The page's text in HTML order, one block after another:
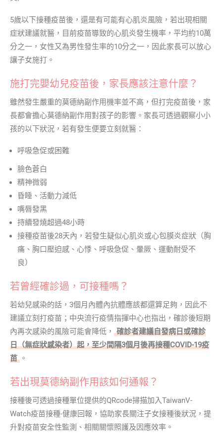
5歲以下接種疫苗後，還是有可能有心肌炎風險，若出現相關
症狀建議就醫，目前疫苗導致的心肌炎發生機率，平均約10萬
分之一，女性又為男性發生率的10分之一，因此家長可以放心
讓子女施打。
施打完嬰幼兒疫苗後，家長應該注意什麼？
雖然發生嚴重的莫德納副作用機率並不高，但打完疫苗後，家
長都會擔心莫德納副作用對孩子的影響。家長可透過觀察小小
孩的以下狀況，若有發生便要立刻就醫：
呼吸急促或困難
臉色蒼白
精神微弱
昏睡、活動力減低
嘴唇發黑
持續發燒超過48小時
接種疫苗後28天內，若發生疑似心肌炎或心包膜炎症狀（胸
痛、胸口壓迫感、心悸、呼吸急促、暈厥、運動耐受不
良）
若曾經確診過，可接種嗎？
若幼兒感染的話，3個月內體內抗體應該都還算足夠，因此不
建議立刻打疫苗；中央流行疫情指揮中心也指出，確診後短期
內再次感染的風險可能會降低，
確診者建議自發病日或確診
日（無症狀感染者）起，至少間隔3個月後再接種COVID-19疫
苗 。
若出現莫德納副作用該如何通報？
接種後可透過接種單位提供的QRcode掃描加入TaiwanV-
Watch疫苗接種-健康回報，協助家長關注子女接種後狀況，提
升對疫苗安全性監測、相關關懷照護及因應效率。